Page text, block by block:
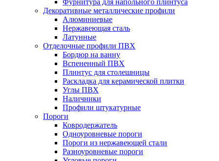
Фурнитура для напольного плинтуса
Декоративные металлические профили
Алюминиевые
Нержавеющая сталь
Латунные
Отделочные профили ПВХ
Бордюр на ванну
Вспененный ПВХ
Плинтус для столешницы
Раскладка для керамической плитки
Углы ПВХ
Наличники
Профили штукатурные
Пороги
Ковродержатель
Одноуровневые пороги
Пороги из нержавеющей стали
Разноуровневые пороги